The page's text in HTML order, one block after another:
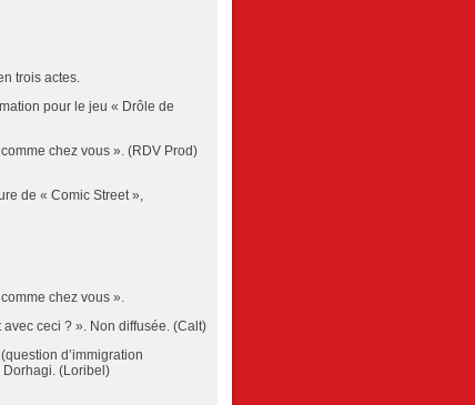
trois actes.
pour le jeu « Drôle de
chez vous ». (RDV Prod)
de « Comic Street »,
chez vous ».
ceci ? ». Non diffusée. (Calt)
d’immigration
Dorhagi. (Loribel)